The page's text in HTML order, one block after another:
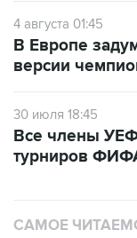
4 августа 01:45
В Европе
версии
30 июля 18:45
Все члены
турниров
САМОЕ